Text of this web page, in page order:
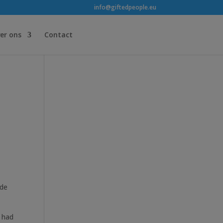
info@giftedpeople.eu
ons Contact